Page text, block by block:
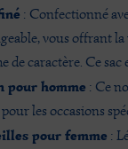
: Confectionné
vous offrant
caractère. Ce
homme : Ce
les occasions
pour femme :